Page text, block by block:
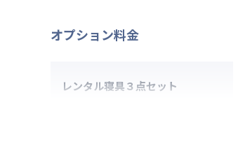
オプション料金
レンタル寝具３点セット